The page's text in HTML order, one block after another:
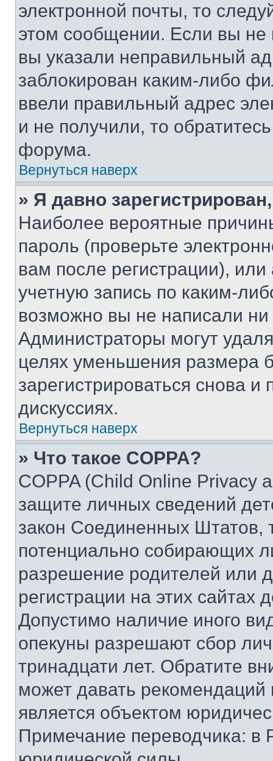
электронной почты, то
этом сообщении. Если вы
вы указали неправильный
заблокирован каким-либо
ввели правильный адрес
и не получили, то
форума.
Вернуться наверх
» Я давно
Наиболее вероятные
пароль (проверьте
вам после регистрации),
учетную запись по каким-
возможно вы не написали
Администраторы могут
целях уменьшения размера
зарегистрироваться снова и
дискуссиях.
Вернуться наверх
» Что такое COPPA?
COPPA (Child Online Privacy
защите личных сведений
закон Соединенных Штатов,
потенциально собирающих
разрешение родителей или
регистрации на этих сайтах
Допустимо наличие иного
опекуны разрешают сбор
тринадцати лет. Обратите
может давать
является объектом
Примечание переводчика: в